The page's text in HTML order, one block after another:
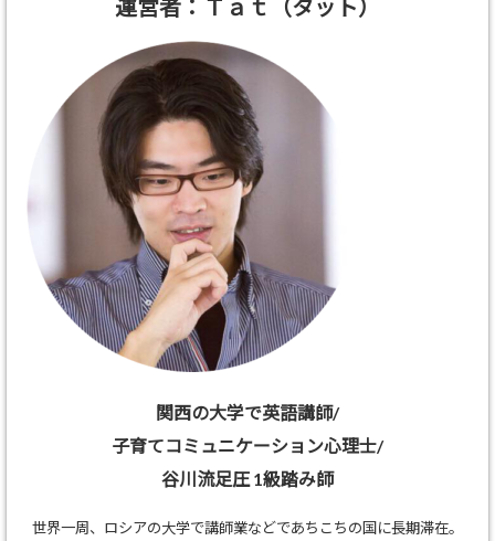
運営者：Ｔａｔ（タット）
関西の大学で英語講師/
子育てコミュニケーション心理士/
谷川流足圧 1級踏み師
世界一周、ロシアの大学で講師業などであちこちの国に長期滞在。